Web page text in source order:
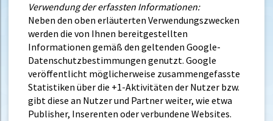
Verwendung der erfassten Informationen:
Neben den oben erläuterten Verwendungszwecken
werden die von Ihnen bereitgestellten
Informationen gemäß den geltenden Google-
Datenschutzbestimmungen genutzt. Google
veröffentlicht möglicherweise zusammengefasste
Statistiken über die +1-Aktivitäten der Nutzer bzw.
gibt diese an Nutzer und Partner weiter, wie etwa
Publisher, Inserenten oder verbundene Websites.